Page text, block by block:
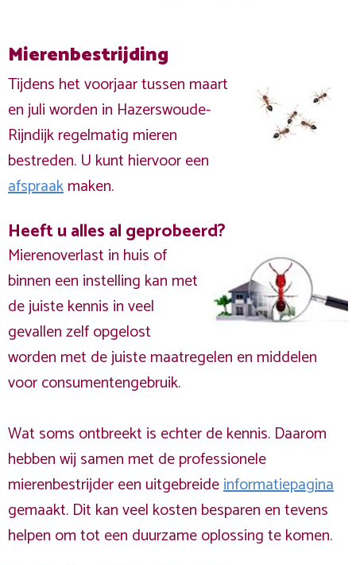
Mierenbestrijding
Tijdens het voorjaar tussen maart
en juli worden in Hazerswoude-
Rijndijk regelmatig mieren
bestreden. U kunt hiervoor een
afspraakmaken.
Heeft u alles al geprobeerd?
Mierenoverlast in huis of
binnen een instelling kan met
de juiste kennis in veel
gevallen zelf opgelost
worden met de juiste maatregelen en middelen
voor consumentengebruik.
Wat soms ontbreekt is echter de kennis. Daarom
hebben wij samen met de professionele
mierenbestrijder een uitgebreideinformatiepagina
gemaakt. Dit kan veel kosten besparen en tevens
helpen om tot een duurzame oplossing te komen.